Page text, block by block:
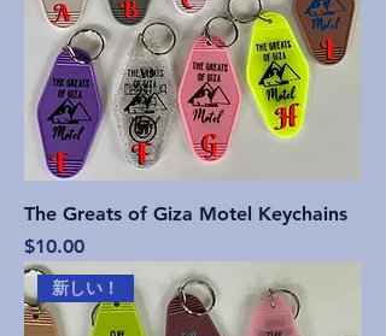
The Greats of Giza Motel Keychains
価格
$10.00
新しい！